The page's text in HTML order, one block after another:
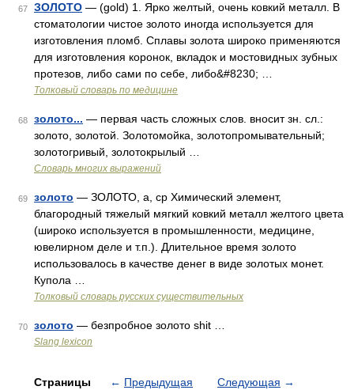
67 ЗОЛОТО — (gold) 1. Ярко желтый, очень ковкий металл. В
стоматологии чистое золото иногда используется для
изготовления пломб. Сплавы золота широко применяются
для изготовления коронок, вкладок и мостовидных зубных
протезов, либо сами по себе, либо&#8230; …
Толковый словарь по медицине
68 золото... — первая часть сложных слов. вносит зн. сл.:
золото, золотой. Золотомойка, золотопромывательный;
золотогривый, золотокрылый …
Словарь многих выражений
69 золото — ЗОЛОТО, а, ср Химический элемент,
благородный тяжелый мягкий ковкий металл желтого цвета
(широко используется в промышленности, медицине,
ювелирном деле и т.п.). Длительное время золото
использовалось в качестве денег в виде золотых монет.
Купола …
Толковый словарь русских существительных
70 золото — безпробное золото shit …
Slang lexicon
Страницы ← Предыдущая Следующая →